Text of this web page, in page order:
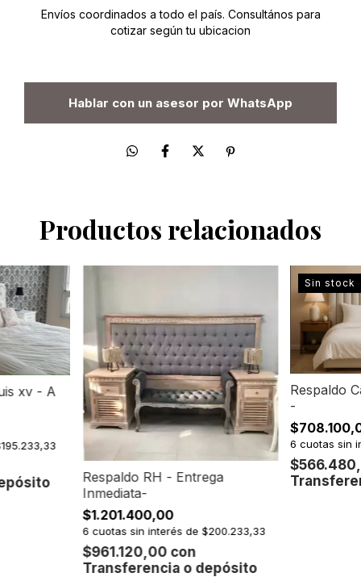
Envíos coordinados a todo el país. Consultános para
cotizar según tu ubicacion
Hablar con un asesor por WhatsApp
Productos relacionados
xv - A
Respaldo RH - Entrega
Inmediata-
$1.201.400,00
$961.120,00 con
Transferencia o depósito
6 cuotas sin interés de $200.233,33
Sin stock
Respaldo
-
6 cuotas sin